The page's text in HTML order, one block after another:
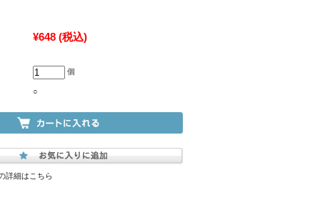
¥648 (税込)
個
○
詳細はこちら